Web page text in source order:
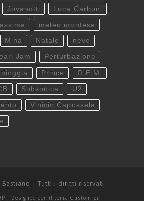
Jovanotti Luca Carboni
meteo montese
Mina Natale neve
Jam Perturbazione
pioggia Prince R.E.M.
Subsonica U2
Vinicio Capossela
Bastiano – Tutti i diritti riservati
– Designed con il tema Customizr